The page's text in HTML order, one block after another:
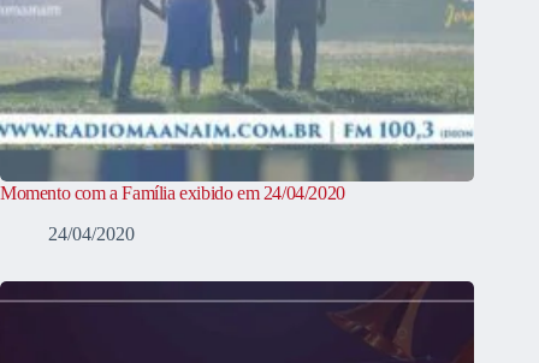
Momento com a Família exibido em 24/04/2020
24/04/2020